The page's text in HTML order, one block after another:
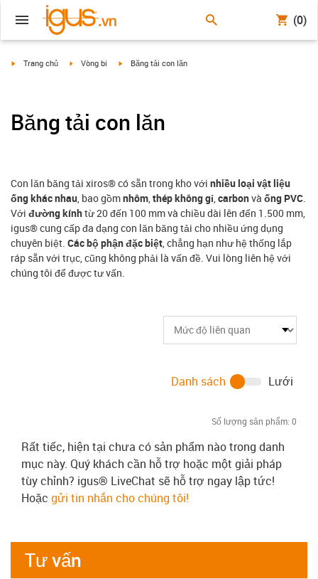
(0)
igus-icon-arrow-right
Trang chủ igus-icon-arrow-right
Vòng bi igus-icon-arrow-right
Băng tải con lăn
Băng tải con lăn
Con lăn băng tải xiros® có sẵn trong kho với nhiều loại vật liệu
ống khác nhau , bao gồmnhôm thép không gỉ carbonvà ống PVC
Với đường kínhtừ 20 đến 100 mm và chiều dài lên đến 1.500 mm,
igus® cung cấp đa dạng con lăn băng tải cho nhiều ứng dụng
chuyên biệt. Các bộ phận đặc biệt , chẳng hạn như hệ thống lắp
ráp sẵn với trục, cũng không phải là vấn đề. Vui lòng liên hệ với
chúng tôi để được tư vấn.
Số lượng sản phẩm: 0
Danh sách Lưới
Rất tiếc, hiện tại chưa có sản phẩm nào trong danh
mục này. Quý khách cần hỗ trợ hoặc một giải pháp
tùy chỉnh? igus® LiveChat sẽ hỗ trợ ngay lập tức!
Hoặc gửi tin nhắn cho chúng tôi!
Tư vấn